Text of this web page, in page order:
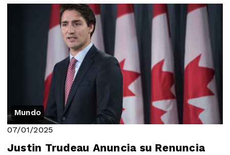
Mundo
07/01/2025
Justin Trudeau Anuncia su Renuncia